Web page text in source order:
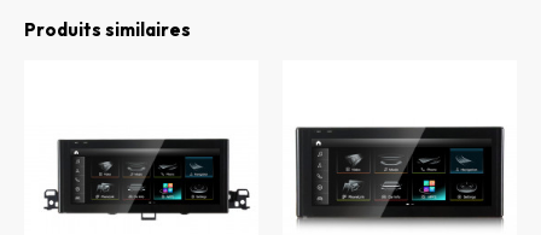
Produits similaires